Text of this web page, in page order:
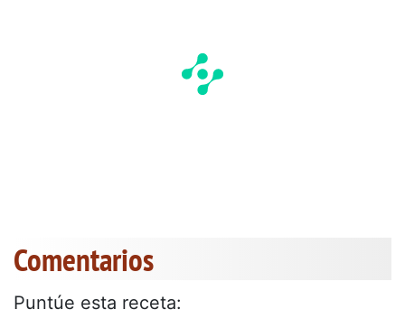
Comentarios
Puntúe esta receta: